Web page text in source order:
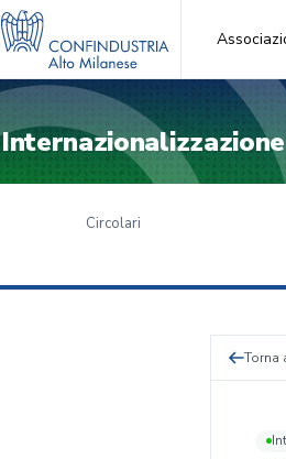
Internazionalizzazione
Circolari
Torna